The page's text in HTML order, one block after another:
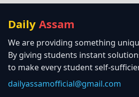
Daily Assam
We are providing something
By giving students instant
to make every student self-
dailyassamofficial@gmail.com